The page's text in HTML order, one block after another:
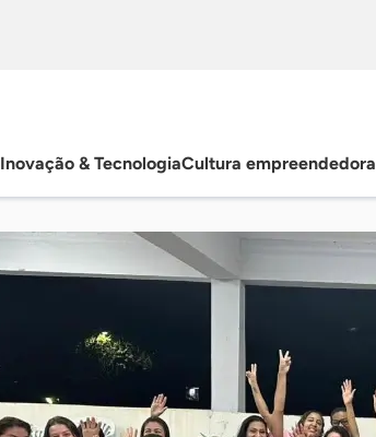
Inovação & TecnologiaCultura empreendedora